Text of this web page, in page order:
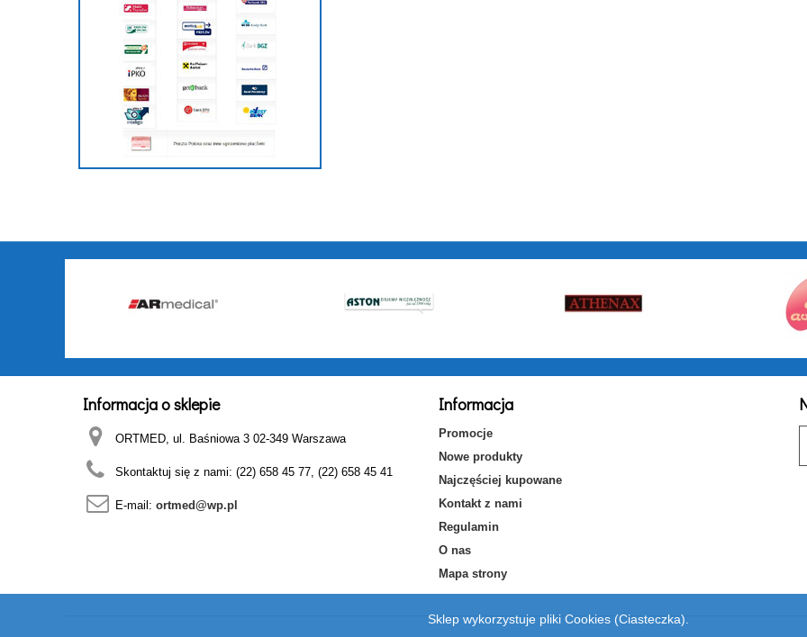
Informacja o sklepie
ORTMED, ul. Baśniowa 3 02-349 Warszawa
Skontaktuj się z nami: (22) 658 45 77, (22) 658 45 41
E-mail: ortmed@wp.pl
Informacja
Promocje
Nowe produkty
Najczęściej kupowane
Kontakt z nami
Regulamin
O nas
Mapa strony
Sklep wykorzystuje pliki Cookies (Ciasteczka).